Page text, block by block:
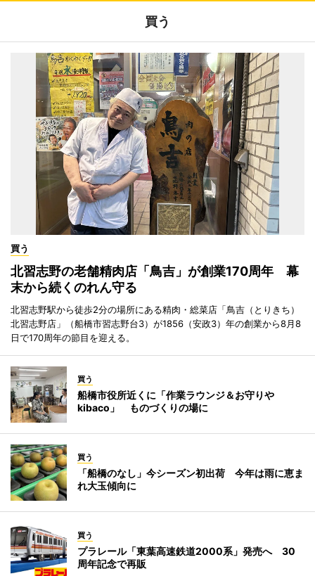
買う
買う
北習志野の老舗精肉店「鳥吉」が創業170周年 幕
末から続くのれん守る
北習志野駅から徒歩2分の場所にある精肉・総菜店「鳥吉（とりきち）
北習志野店」（船橋市習志野台3）が1856（安政3）年の創業から8月8
日で170周年の節目を迎える。
買う
船橋市役所近くに「作業ラウンジ＆お守りや
kibaco」 ものづくりの場に
買う
「船橋のなし」今シーズン初出荷 今年は雨に恵ま
れ大玉傾向に
買う
プラレール「東葉高速鉄道2000系」発売へ 30
周年記念で再販